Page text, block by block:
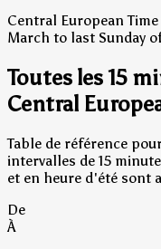
Central European
March to last Sunday
Toutes les 15
Central
Table de référence
intervalles de 15
et en heure d'été sont
De
À